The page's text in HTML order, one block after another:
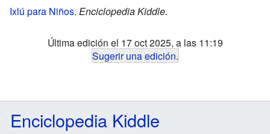
Ixlú para Niños. Enciclopedia Kiddle.
Última edición el 17 oct 2025, a las 11:19
Sugerir una edición.
Enciclopedia Kiddle